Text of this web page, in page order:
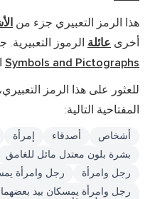
جزء منالأشخاص والجسم
التعبيرية. جزء من كتلة
Symbols and الكتلة.
الرمز التعبيري، يمكنك
أصدقاء إمرأة
بشرة بلون غامق
مائل للغامق
ثنائي حب
رجل وامرأة يمسكان بيد بعضهما
بيد بعضهما: بشرة بلون